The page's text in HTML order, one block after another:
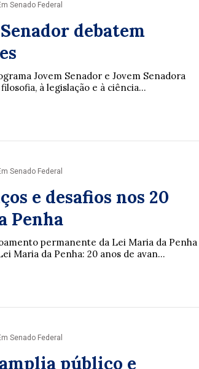
Senado Federal
debatem
Jovem Senador e Jovem Senadora
à legislação e à ciência...
Senado Federal
e desafios nos 20
Penha
permanente da Lei Maria da Penha
Maria da Penha: 20 anos de avan...
Senado Federal
público e